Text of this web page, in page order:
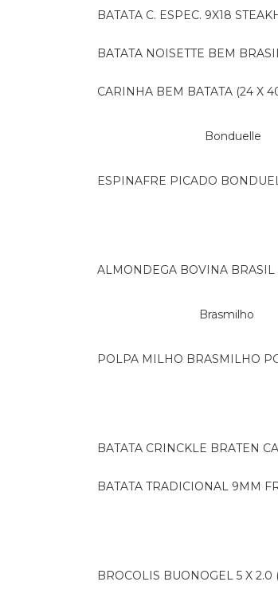
BATATA C. ESPEC. 9X18
BATATA NOISETTE BEM
CARINHA BEM BATATA (24 X
Bonduelle
ESPINAFRE PICADO
ALMONDEGA BOVINA BRASIL
Brasmilho
POLPA MILHO BRASMILHO
BATATA CRINCKLE BRATEN
BATATA TRADICIONAL 9MM
BROCOLIS BUONOGEL 5 X 2.0